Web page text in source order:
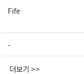
Fife
-
더보기 >>